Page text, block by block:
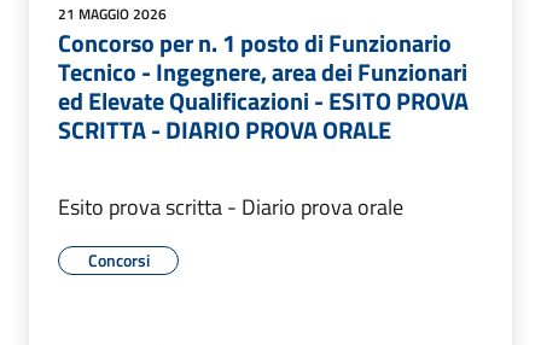
21 MAGGIO 2026
Concorso per n. 1 posto di Funzionario
Tecnico - Ingegnere, area dei Funzionari
ed Elevate Qualificazioni - ESITO PROVA
SCRITTA - DIARIO PROVA ORALE
Esito prova scritta - Diario prova orale
Concorsi